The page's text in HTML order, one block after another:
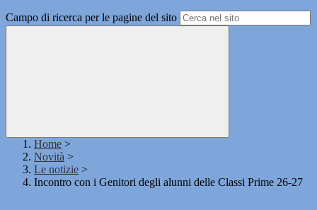
Campo di ricerca per le pagine del sito
Home >
Novità >
Le notizie >
Incontro con i Genitori degli alunni delle Classi Prime 26-27